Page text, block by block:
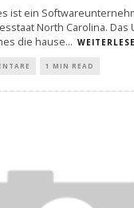
ist ein
North Carolina.
die hause...
1 MIN READ